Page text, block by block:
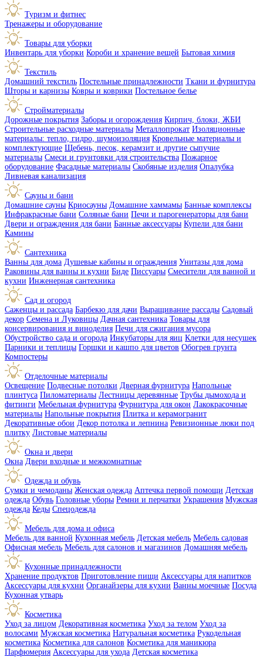
Туризм и фитнес
Тренажеры и оборудование
Товары для уборки
Инвентарь для уборки Короби и хранение вещей Бытовая химия
Текстиль
Домашний текстиль Постельные принадлежности Ткани и фурнитура
Шторы и карнизы Ковры и коврики Постельное белье
Стройматериалы
Дорожные покрытия Заборы и огорождения Кирпич, блоки, ЖБИ
Строительные расходные материалы Металлопрокат Изоляционные
материалы: тепло, гидро, шумоизоляция Кровельные материалы и
комплектующие Щебень, песок, керамзит и другие сыпучие
материалы Смеси и грунтовки для строительства Пожарное
оборудование Фасадные материалы Скобяные изделия Опалубка
Ливневая канализация
Сауны и бани
Домашние сауны Криосауны Домашние хаммамы Банные комплексы
Инфракрасные бани Соляные бани Печи и парогенераторы для бани
Двери и ограждения для бани Банные аксессуары Купели для бани
Камины
Сантехника
Ванны для дома Душевые кабины и ограждения Унитазы для дома
Раковины для ванны и кухни Биде Писсуары Смесители для ванной и
кухни Инженерная сантехника
Сад и огород
Саженцы и рассада Барбекю для дачи Выращивание рассады Садовый
декор Семена и Луковицы Дачная сантехника Товары для
консервирования и виноделия Печи для сжигания мусора
Обустройство сада и огорода Инкубаторы для яиц Клетки для несушек
Парники и теплицы Горшки и кашпо для цветов Обогрев грунта
Компостеры
Отделочные материалы
Освещение Подвесные потолки Дверная фурнитура Напольные
плинтуса Пиломатериалы Лестницы деревянные Трубы дымохода и
фитинги Мебельная фурнитура Фурнитура для окон Лакокрасочные
материалы Напольные покрытия Плитка и керамогранит
Декоративные обои Декор потолка и лепнина Ревизионные люки под
плитку Листовые материалы
Окна и двери
Окна Двери входные и межкомнатные
Одежда и обувь
Сумки и чемоданы Женская одежда Аптечка первой помощи Детская
одежда Обувь Головные уборы Ремни и перчатки Украшения Мужская
одежда Кеды Спецодежда
Мебель для дома и офиса
Мебель для ванной Кухонная мебель Детская мебель Мебель садовая
Офисная мебель Мебель для салонов и магазинов Домашняя мебель
Кухонные принадлежности
Хранение продуктов Приготовление пищи Аксессуары для напитков
Аксессуары для кухни Органайзеры для кухни Ванны моечные Посуда
Кухонная утварь
Косметика
Уход за лицом Декоративная косметика Уход за телом Уход за
волосами Мужская косметика Натуральная косметика Рукодельная
косметика Косметика для салонов Косметика для маникюра
Парфюмерия Аксессуары для ухода Детская косметика